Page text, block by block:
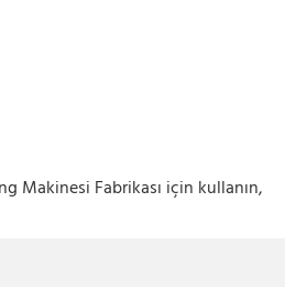
Makinesi Fabrikası için kullanın,